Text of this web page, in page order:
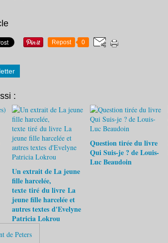
Repost 0
:
Un extrait de La jeune
fille harcelée,
texte tiré du livre La
jeune fille harcelée et
autres textes d'Evelyne
Patricia Lokrou
Question tirée du livre
Qui Suis-je ? de Louis-
Luc Beaudoin
de Peters